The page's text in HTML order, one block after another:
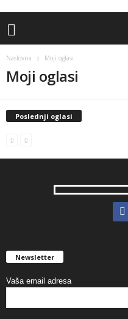
Naslovna Moji oglasi
Moji oglasi
Poslednji oglasi
Newsletter
Vaša email adresa